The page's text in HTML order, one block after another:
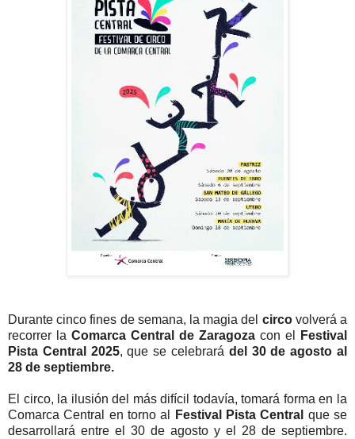
Durante cinco fines de semana, la magia del circovolverá a
recorrer la Comarca Central de Zaragoza con el
Festival
Pista Central 2025, que se celebrará del 30 de agosto al
28 de septiembre.
El circo, la ilusión del más difícil todavía, tomará forma en la
Comarca Central en torno al
Festival Pista Central que se
desarrollará entre el 30 de agosto y el 28 de septiembre.